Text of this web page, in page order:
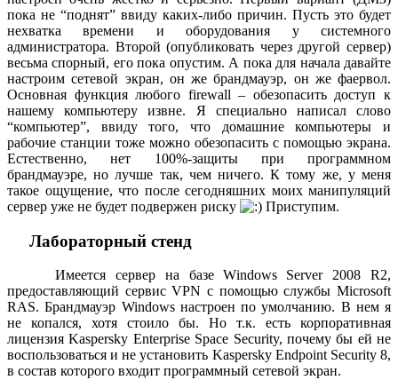
пока не “поднят” ввиду каких-либо причин. Пусть это будет
нехватка времени и оборудования у системного
администратора. Второй (опубликовать через другой сервер)
весьма спорный, его пока опустим. А пока для начала давайте
настроим сетевой экран, он же брандмауэр, он же фаервол.
Основная функция любого firewall – обезопасить доступ к
нашему компьютеру извне. Я специально написал слово
“компьютер”, ввиду того, что домашние компьютеры и
рабочие станции тоже можно обезопасить с помощью экрана.
Естественно, нет 100%-защиты при программном
брандмауэре, но лучше так, чем ничего. К тому же, у меня
такое ощущение, что после сегодняшних моих манипуляций
сервер уже не будет подвержен риску
Приступим.
Лабораторный стенд
Имеется сервер на базе Windows Server 2008 R2,
предоставляющий сервис VPN с помощью службы Microsoft
RAS. Брандмауэр Windows настроен по умолчанию. В нем я
не копался, хотя стоило бы. Но т.к. есть корпоративная
лицензия Kaspersky Enterprise Space Security, почему бы ей не
воспользоваться и не установить Kaspersky Endpoint Security 8,
в состав которого входит программный сетевой экран.